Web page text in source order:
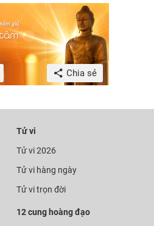
Chia sẻ
Tử vi
Tử vi 2026
Tử vi hàng ngày
Tử vi trọn đời
12 cung hoàng đạo